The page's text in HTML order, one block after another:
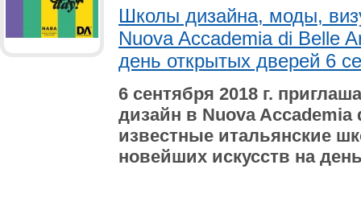
Школы дизайна, моды,
Nuova Accademia di Belle
день открытых дверей 6
6 сентября 2018 г.
дизайн в Nuova
известные итальянские
новейших искусств на